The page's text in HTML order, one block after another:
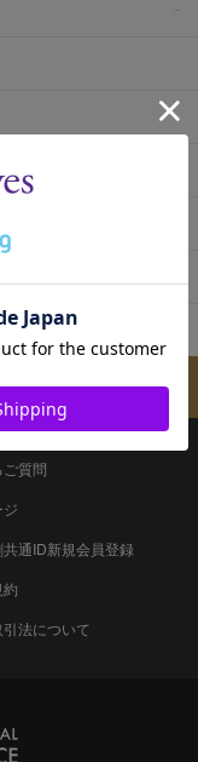
ご質問
通ID新規会員登録
約
法について